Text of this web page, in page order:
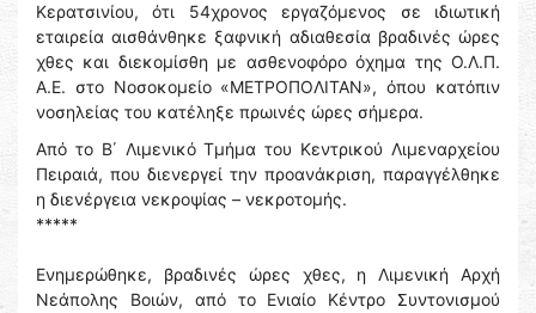
Κερατσινίου, ότι 54χρονος εργαζόμενος σε ιδιωτική
εταιρεία αισθάνθηκε ξαφνική αδιαθεσία βραδινές ώρες
χθες και διεκομίσθη με ασθενοφόρο όχημα της Ο.Λ.Π.
Α.Ε. στο Νοσοκομείο «ΜΕΤΡΟΠΟΛΙΤΑΝ», όπου κατόπιν
νοσηλείας του κατέληξε πρωινές ώρες σήμερα.
Από το Β΄ Λιμενικό Τμήμα του Κεντρικού Λιμεναρχείου
Πειραιά, που διενεργεί την προανάκριση, παραγγέλθηκε
η διενέργεια νεκροψίας – νεκροτομής.
*****
Ενημερώθηκε, βραδινές ώρες χθες, η Λιμενική Αρχή
Νεάπολης Βοιών, από το Ενιαίο Κέντρο Συντονισμού